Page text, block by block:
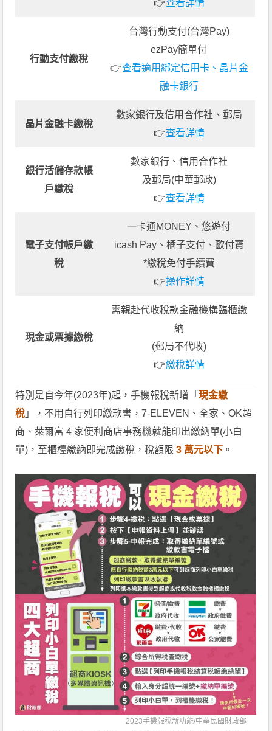
👉查看詳情
行動支付繳稅
台灣行動支付(台灣Pay)
ezPay簡單付
👉查看適用綁定信用卡、晶片金
融卡銀行
晶片金融卡繳稅
數家銀行及信用合作社、郵局
👉查看詳情
銀行活儲存款帳
戶繳稅
數家銀行、信用合作社
及郵局(中華郵政)
👉查看詳情
電子支付帳戶繳
稅
一卡通MONEY、悠遊付
icash Pay、橘子支付、歐付寶
*繳稅免付手續費
👉操作詳情
現金或票據繳稅
需親赴代收稅款金融機構臨櫃繳
納
(郵局不代收)
👉繳稅詳情
特別是自今年(2023年)起，手機報稅新增「現金繳
稅 」，不用自行列印繳款書，7-ELEVEN、全家、OK超
商、萊爾富 4 家便利商店事務機就能印出繳納單(小白
單)，至櫃檯繳納即完成繳稅，稅額限 3 萬元以下 。
2023手機報稅新功能/中華民國財政部